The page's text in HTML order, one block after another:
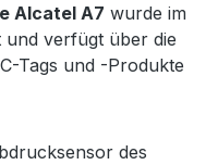
Alcatel A7 wurde im
verfügt über die
Tags und -Produkte
des